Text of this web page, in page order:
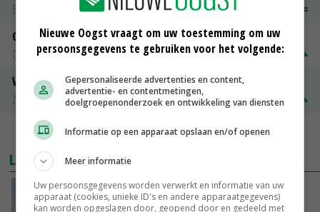
Barneveld
€ 1,09
Gerst
Groningen
€ 197,00 € 2,00
Volle melkpoeder
Zuivel NL
€ 345,00 € 20,00
MEER MARKTPRIJZEN
LAATSTE NIEUWS
Waarschuwing moet
grondwateronttrekkingsverbod in Limburg
Nieuwe Oogst vraagt om uw toestemming om uw
persoonsgegevens te gebruiken voor het volgende:
Gepersonaliseerde advertenties en content,
advertentie- en contentmetingen,
doelgroepenonderzoek en ontwikkeling van diensten
Informatie op een apparaat opslaan en/of openen
Meer informatie
Uw persoonsgegevens worden verwerkt en informatie van uw
apparaat (cookies, unieke ID's en andere apparaatgegevens)
kan worden opgeslagen door, geopend door en gedeeld met